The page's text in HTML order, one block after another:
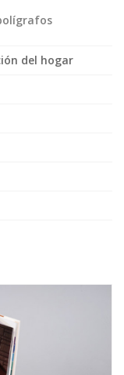
del hogar